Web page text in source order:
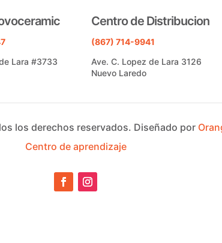
Lara #3733
Centro de Distribucion
(867) 714-9941
Ave. C. Lopez de Lara 3126
Nuevo Laredo
los derechos reservados. Diseñado por
Centro de aprendizaje